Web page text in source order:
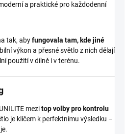
a praktické pro každodenní
tak, abyfungovala tam, kde jiné
výkon a přesné světlo z nich dělají
použití v dílně i v terénu.
mezitop volby pro kontrolu
je klíčem k perfektnímu výsledku –